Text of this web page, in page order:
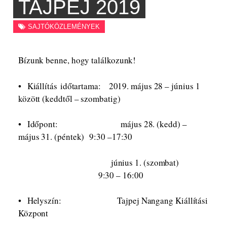
TAJPEJ 2019
SAJTÓKÖZLEMÉNYEK
Bízunk benne, hogy találkozunk!
• Kiállítás időtartama: 2019. május 28 – június 1
között (keddtől – szombatig)
• Időpont: május 28. (kedd) –
május 31. (péntek) 9:30 –17:30
június 1. (szombat)
9:30 – 16:00
• Helyszín: Tajpej Nangang Kiállítási
Központ